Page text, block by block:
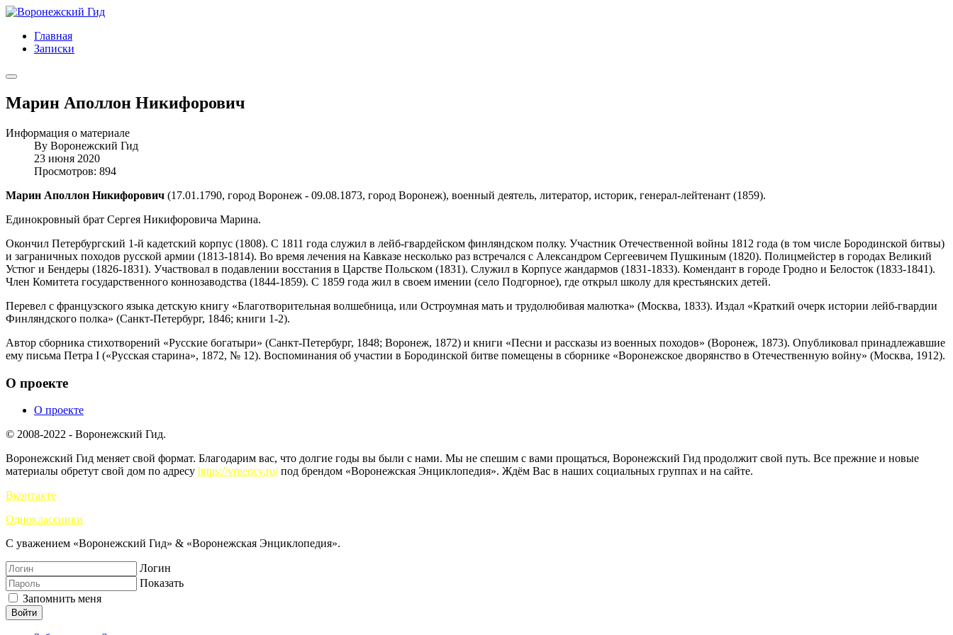
Главная
Записки
Марин Аполлон Никифорович
Информация о материале
By Воронежский Гид
23 июня 2020
Просмотров: 894
Марин Аполлон Никифорович (17.01.1790, город Воронеж - 09.08.1873, город Воронеж), военный деятель, литератор, историк, генерал-лейтенант (1859).
Единокровный брат Сергея Никифоровича Марина.
Окончил Петербургский 1-й кадетский корпус (1808). С 1811 года служил в лейб-гвардейском финляндском полку. Участник Отечественной войны 1812 года (в том числе Бородинской битвы)
и заграничных походов русской армии (1813-1814). Во время лечения на Кавказе несколько раз встречался с Александром Сергеевичем Пушкиным (1820). Полицмейстер в городах Великий
Устюг и Бендеры (1826-1831). Участвовал в подавлении восстания в Царстве Польском (1831). Служил в Корпусе жандармов (1831-1833). Комендант в городе Гродно и Белосток (1833-1841).
Член Комитета государственного коннозаводства (1844-1859). С 1859 года жил в своем имении (село Подгорное), где открыл школу для крестьянских детей.
Перевел с французского языка детскую книгу «Благотворительная волшебница, или Остроумная мать и трудолюбивая малютка» (Москва, 1833). Издал «Краткий очерк истории лейб-гвардии
Финляндского полка» (Санкт-Петербург, 1846; книги 1-2).
Автор сборника стихотворений «Русские богатыри» (Санкт-Петербург, 1848; Воронеж, 1872) и книги «Песни и рассказы из военных походов» (Воронеж, 1873). Опубликовал принадлежавшие
ему письма Петра I («Русская старина», 1872, № 12). Воспоминания об участии в Бородинской битве помещены в сборнике «Воронежское дворянство в Отечественную войну» (Москва, 1912).
О проекте
О проекте
© 2008-2022 - Воронежский Гид.
Воронежский Гид меняет свой формат. Благодарим вас, что долгие годы вы были с нами. Мы не спешим с вами прощаться, Воронежский Гид продолжит свой путь. Все прежние и новые
материалы обретут свой дом по адресу https://vrnency.ru/под брендом «Воронежская Энциклопедия». Ждём Вас в наших социальных группах и на сайте.
Вконтакте
Одноклассники
С уважением «Воронежский Гид» & «Воронежская Энциклопедия».
Логин
Показать
Запомнить меня
Войти